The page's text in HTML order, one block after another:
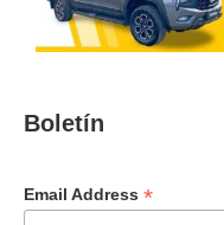
Boletín
Email Address *